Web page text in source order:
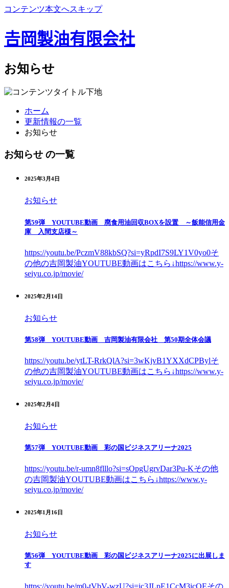
コンテンツ本文へスキップ
𠮷岡製油有限会社
お知らせ
ホーム
更新情報の一覧
お知らせ
お知らせ の一覧
2025年3月4日
お知らせ
第59弾 YOUTUBE動画 廃食用油回収BOXを設置 ～飯能信用金
庫 入間支店様～
https://youtu.be/PczmV88kbSQ?si=yRpdI7S9LY1V0yo0そ
の他の吉岡製油YOUTUBE動画はこちら↓https://www.y-
seiyu.co.jp/movie/
2025年2月14日
お知らせ
第58弾 YOUTUBE動画 吉岡製油有限会社 第50期全体会議
https://youtu.be/ytLT-RrkQlA?si=3wKjvB1YXXdCPBylそ
の他の吉岡製油YOUTUBE動画はこちら↓https://www.y-
seiyu.co.jp/movie/
2025年2月4日
お知らせ
第57弾 YOUTUBE動画 彩の国ビジネスアリーナ2025
https://youtu.be/r-umn8flllo?si=sOpgUgrvDar3Pu-Kその他
の吉岡製油YOUTUBE動画はこちら↓https://www.y-
seiyu.co.jp/movie/
2025年1月16日
お知らせ
第56弾 YOUTUBE動画 彩の国ビジネスアリーナ2025に出展しま
す
https://youtu.be/m0-tVbV-wzU?si=ic3JLpE1CcM3icQEその